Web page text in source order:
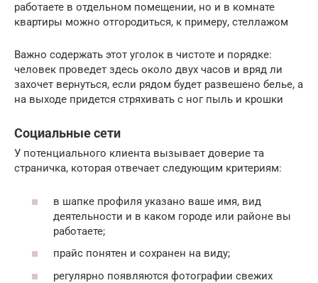
работаете в отдельном помещении, но и в комнате
квартиры можно отгородиться, к примеру, стеллажом
Важно содержать этот уголок в чистоте и порядке:
человек проведет здесь около двух часов и вряд ли
захочет вернуться, если рядом будет развешено белье, а
на выходе придется стряхивать с ног пыль и крошки
Социальные сети
У потенциального клиента вызывает доверие та
страничка, которая отвечает следующим критериям:
в шапке профиля указано ваше имя, вид
деятельности и в каком городе или районе вы
работаете;
прайс понятен и сохранен на виду;
регулярно появляются фотографии свежих